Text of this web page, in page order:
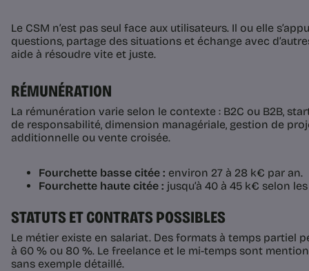
Le CSM n’est pas seul face aux utilisateurs. Il ou elle
questions, partage des situations et échange avec
aide à résoudre vite et juste.
RÉMUNÉRATION
La rémunération varie selon le contexte : B2C ou B2B,
de responsabilité, dimension managériale, gestion de
additionnelle ou vente croisée.
Fourchette basse citée : environ 27 à 28 k€ par an.
Fourchette haute citée : jusqu’à 40 à 45 k€ selon
STATUTS ET CONTRATS POSSIBLES
Le métier existe en salariat. Des formats à temps partiel
à 60 % ou 80 %. Le freelance et le mi-temps sont
sans exemple détaillé.